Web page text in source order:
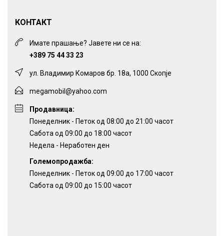
КОНТАКТ
Имате прашање? Јавете ни се на:
+389 75 44 33 23
ул. Владимир Комаров бр. 18а, 1000 Скопје
megamobil@yahoo.com
Продавница:
Понеделник - Петок од 08:00 до 21:00 часот
Сабота од 09:00 до 18:00 часот
Недела - Неработен ден
Големопродажба:
Понеделник - Петок од 09:00 до 17:00 часот
Сабота од 09:00 до 15:00 часот